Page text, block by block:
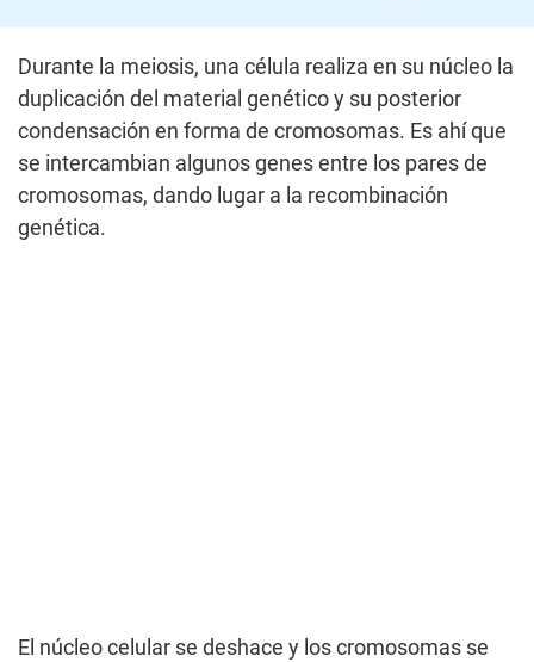
Durante la meiosis, una célula realiza en su núcleo la
duplicación del material genético y su posterior
condensación en forma de cromosomas. Es ahí que
se intercambian algunos genes entre los pares de
cromosomas, dando lugar a la recombinación
genética.
El núcleo celular se deshace y los cromosomas se